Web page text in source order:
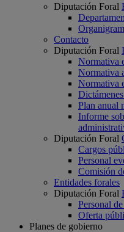
Diputación Foral
Contacto
Diputación Foral
Normativa
Normativa
Normativa
Plan anual
Informe
Diputación Foral
Cargos
Personal
Comisión
Entidades forales
Diputación Foral
Personal
Oferta
Planes de gobierno